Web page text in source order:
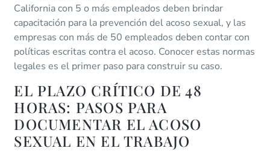
California con 5 o más empleados deben brindar
capacitación para la prevención del acoso sexual, y las
empresas con más de 50 empleados deben contar con
políticas escritas contra el acoso. Conocer estas normas
legales es el primer paso para construir su caso.
EL PLAZO CRÍTICO DE 48
HORAS: PASOS PARA
DOCUMENTAR EL ACOSO
SEXUAL EN EL TRABAJO